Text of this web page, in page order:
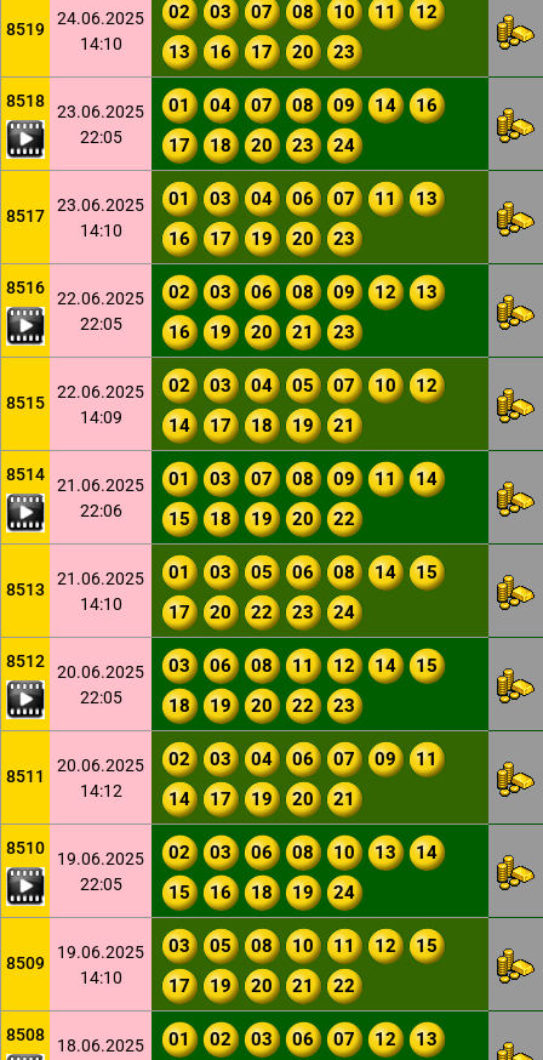
8519
24.06.2025
14:10
02 03 07 08 10 11
12
13
16 17 20 23
8518
23.06.2025
22:05
01 04 07 08 09 14
16
17
18 20 23 24
8517
23.06.2025
14:10
01 03 04 06 07 11
13
16
17 19 20 23
8516
22.06.2025
22:05
02 03 06 08 09 12
13
16
19 20 21 23
8515
22.06.2025
14:09
02 03 04 05 07 10
12
14
17 18 19 21
8514
21.06.2025
22:06
01 03 07 08 09 11
14
15
18 19 20 22
8513
21.06.2025
14:10
01 03 05 06 08 14
15
17
20 22 23 24
8512
20.06.2025
22:05
03 06 08 11 12 14
15
18
19 20 22 23
8511
20.06.2025
14:12
02 03 04 06 07 09
11
14
17 19 20 21
8510
19.06.2025
22:05
02 03 06 08 10 13
14
15
16 18 19 24
8509
19.06.2025
14:10
03 05 08 10 11 12
15
17
19 20 21 22
8508
18.06.2025
01 02 03 06 07 12
13